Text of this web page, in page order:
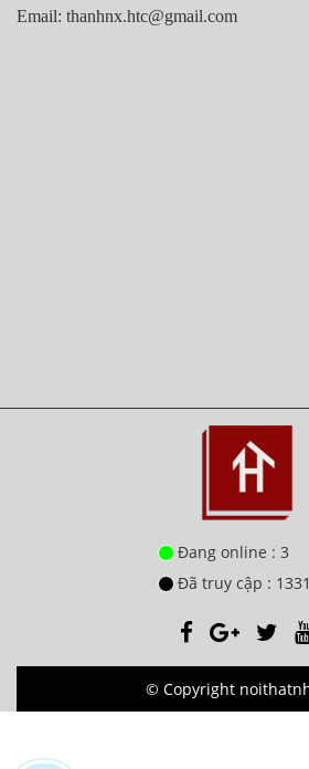
Email: thanhnx.htc@gmail.com
Đang online : 3
Đã truy cập :
© Copyright